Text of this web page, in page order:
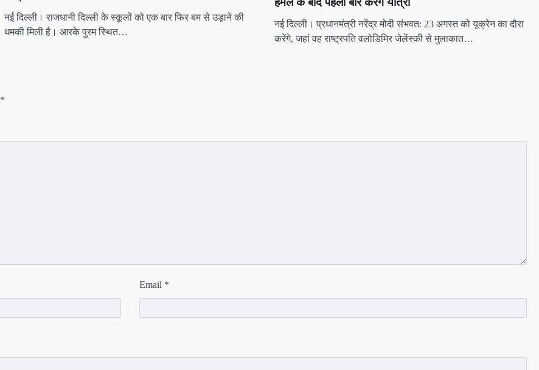
नई दिल्ली। राजधानी दिल्ली के स्कूलों को एक बार फिर बम से उड़ाने की
धमकी मिली है। आरके पुरम स्थित…
नई दिल्ली। प्रधानमंत्री नरेंद्र मोदी संभवत: 23 अगस्त को यूक्रेन का दौरा
करेंगे, जहां वह राष्ट्रपति वलोडिमिर जेलेंस्की से मुलाकात…
*
Email *